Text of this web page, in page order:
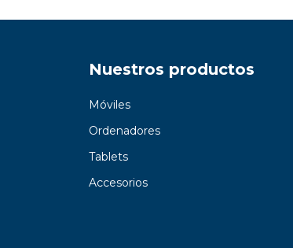
Nuestros productos
Móviles
Ordenadores
Tablets
Accesorios